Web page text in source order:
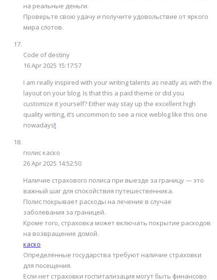
на реальные деньги.
Проверьте свою удачу и получите удовольствие от яркого
мира слотов.
Code of destiny
16 Apr 2025 15:17:57
I am really inspired with your writing talents as neatly as with the
layout on your blog. Is that this a paid theme or did you
customize it yourself? Either way stay up the excellent high
quality writing, it’s uncommon to see a nice weblog like this one
nowadays!
полис каско
26 Apr 2025 14:52:50
Наличие страхового полиса при выезде за границу — это
важный шаг для спокойствия путешественника.
Полис покрывает расходы на лечение в случае
заболевания за границей.
Кроме того, страховка может включать покрытие расходов
на возвращение домой.
каско
Определённые государства требуют наличие страховки
для посещения.
Если нет страховки госпитализация могут быть финансово